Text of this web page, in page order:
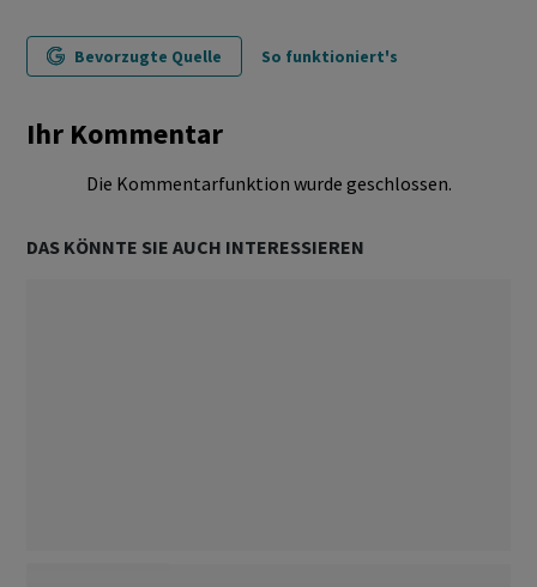
Bevorzugte Quelle So funktioniert's
Ihr Kommentar
Die Kommentarfunktion wurde geschlossen.
DAS KÖNNTE SIE AUCH INTERESSIEREN